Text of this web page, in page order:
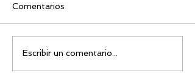
Comentarios
Escribir un comentario...